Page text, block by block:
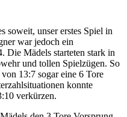
soweit, unser erstes Spiel in
war jedoch ein
Die Mädels starteten stark in
und tollen Spielzügen. So
13:7 sogar eine 6 Tore
konnte
verkürzen.